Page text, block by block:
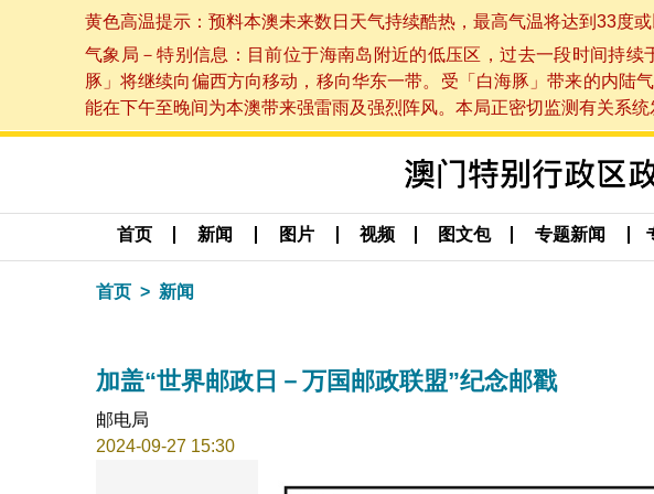
黄色高温提示：预料本澳未来数日天气持续酷热，最高气温将达到33度
气象局－特别信息：目前位于海南岛附近的低压区，过去一段时间持
豚」将继续向偏西方向移动，移向华东一带。受「白海豚」带来的内陆
能在下午至晚间为本澳带来强雷雨及强烈阵风。本局正密切监测有关系
首页 新闻 图片 视频 图文包 专题新闻
首页 新闻
加盖“世界邮政日－万国邮政联盟”纪念邮戳
邮电局
2024-09-27 15:30